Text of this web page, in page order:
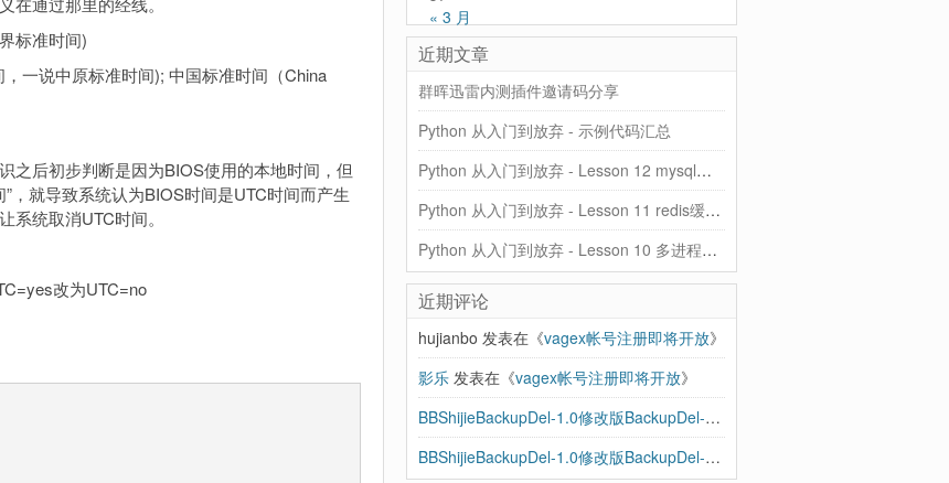
标准时间)
一说中原标准时间); 中国标准时间（China
之后初步判断是因为BIOS使用的本地时间，但
，就导致系统认为BIOS时间是UTC时间而产生
统取消UTC时间。
改为UTC=no
« 3 月
近期文章
群晖迅雷内测插件邀请码分享
Python 从入门到放弃 - 示例代码汇总
Python 从入门到放弃 - Lesson 12 mysql和ORM
Python 从入门到放弃 - Lesson 11 redis缓存、rabbitMQ队列
Python 从入门到放弃 - Lesson 10 多进程、协程、异步IO
近期评论
hujianbo 发表在《vagex帐号注册即将开放》
影乐 发表在《vagex帐号注册即将开放》
BBShijieBackupDel-1.0修改版BackupDel-2.0到来，增加支持SSH - 忽见博
BBShijieBackupDel-1.0修改版BackupDel-2.0到来，增加支持SSH | 忽见博